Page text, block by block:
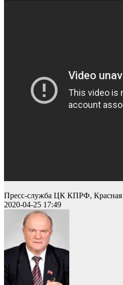
Пресс-служба ЦК КПРФ, Красная
2020-04-25 17:49